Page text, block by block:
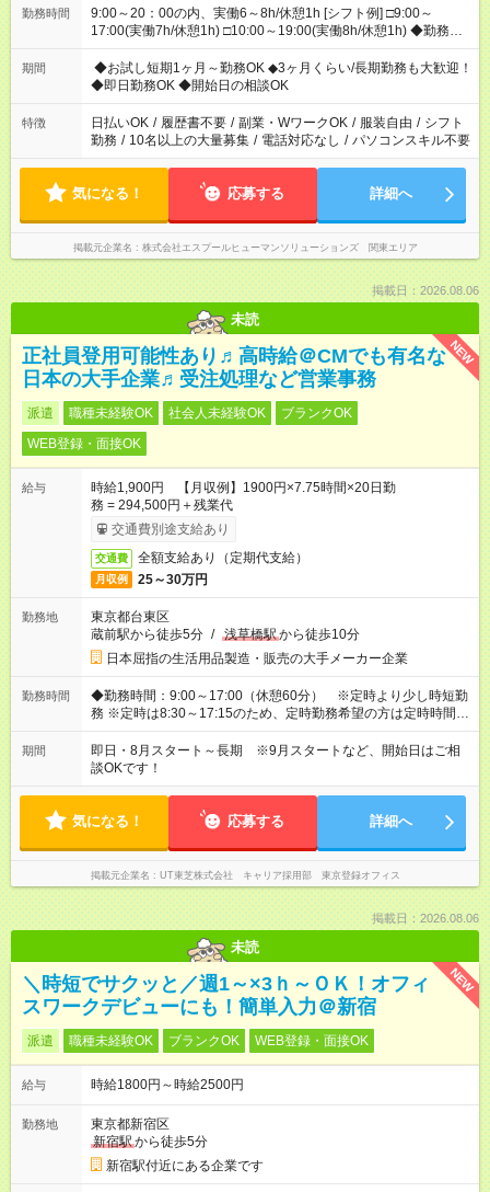
勤務時間
9:00～20：00の内、実働6～8h/休憩1h [シフト例] □9:00～
17:00(実働7h/休憩1h) □10:00～19:00(実働8h/休憩1h) ◆勤務時
間固定の相談OK ◆上記以外の勤務時間も相談OK
期間
◆お試し短期1ヶ月～勤務OK ◆3ヶ月くらい/長期勤務も大歓迎！
◆即日勤務OK ◆開始日の相談OK
特徴 日払いOK / 履歴書不要 / 副業・WワークOK / 服装自由 / シフト
勤務 / 10名以上の大量募集 / 電話対応なし / パソコンスキル不要
気になる！ 応募する 詳細へ
掲載元企業名 株式会社エスプールヒューマンソリューションズ 関東エリア
掲載日：2026.08.06
未読
NEW
正社員登用可能性あり♬高時給＠CMでも有名な
日本の大手企業♬受注処理など営業事務
派遣 職種未経験OK 社会人未経験OK
ブランクOK
WEB登録・面接OK
給与
時給1,900円 【月収例】1900円×7.75時間×20日勤
務 = 294,500円＋残業代
交通費別途支給あり
交通費 全額支給あり（定期代支給）
月収例 25～30万円
勤務地
東京都台東区
蔵前駅から徒歩5分 / 浅草橋駅から徒歩10分
日本屈指の生活用品製造・販売の大手メーカー企業
勤務時間
◆勤務時間：9:00～17:00（休憩60分） ※定時より少し時短勤
務 ※定時は8:30～17:15のため、定時勤務希望の方は定時時間で
勤務可能です！
期間
即日・8月スタート～長期 ※9月スタートなど、開始日はご相
談OKです！
気になる！ 応募する 詳細へ
掲載元企業名 UT東芝株式会社 キャリア採用部 東京登録オフィス
掲載日：2026.08.06
未読
NEW
＼時短でサクッと／週1～×3ｈ～ＯＫ！オフィ
スワークデビューにも！簡単入力＠新宿
派遣 職種未経験OK ブランクOK WEB登録・面接OK
給与 時給1800円～時給2500円
勤務地
東京都新宿区
新宿駅から徒歩5分
新宿駅付近にある企業です